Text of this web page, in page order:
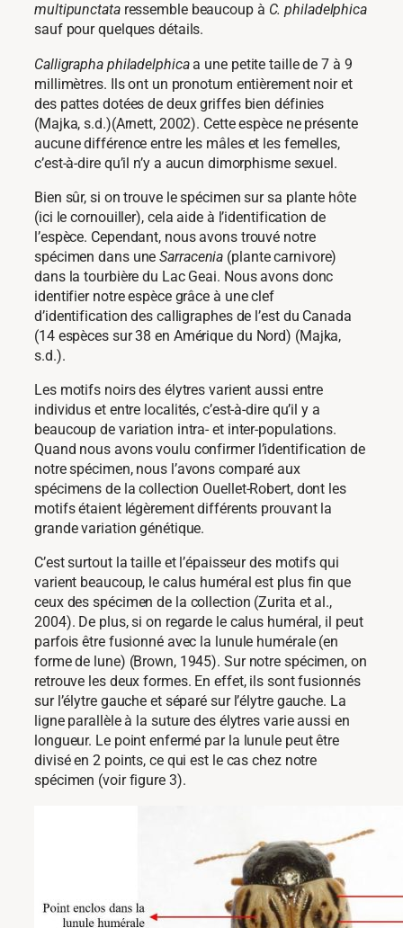
multipunctataressemble beaucoup à C. philadelphica
sauf pour quelques détails.
Calligrapha philadelphicaa une petite taille de 7 à 9
millimètres. Ils ont un pronotum entièrement noir et
des pattes dotées de deux griffes bien définies
(Majka, s.d.)(Arnett, 2002). Cette espèce ne présente
aucune différence entre les mâles et les femelles,
c’est-à-dire qu’il n’y a aucun dimorphisme sexuel.
Bien sûr, si on trouve le spécimen sur sa plante hôte
(ici le cornouiller), cela aide à l’identification de
l’espèce. Cependant, nous avons trouvé notre
spécimen dans uneSarracenia (plante carnivore)
dans la tourbière du Lac Geai. Nous avons donc
identifier notre espèce grâce à une clef
d’identification des calligraphes de l’est du Canada
(14 espèces sur 38 en Amérique du Nord) (Majka,
s.d.).
Les motifs noirs des élytres varient aussi entre
individus et entre localités, c’est-à-dire qu’il y a
beaucoup de variation intra- et inter-populations.
Quand nous avons voulu confirmer l’identification de
notre spécimen, nous l’avons comparé aux
spécimens de la collection Ouellet-Robert, dont les
motifs étaient légèrement différents prouvant la
grande variation génétique.
C’est surtout la taille et l’épaisseur des motifs qui
varient beaucoup, le calus huméral est plus fin que
ceux des spécimen de la collection (Zurita et al.,
2004). De plus, si on regarde le calus huméral, il peut
parfois être fusionné avec la lunule humérale (en
forme de lune) (Brown, 1945). Sur notre spécimen, on
retrouve les deux formes. En effet, ils sont fusionnés
sur l’élytre gauche et séparé sur l’élytre gauche. La
ligne parallèle à la suture des élytres varie aussi en
longueur. Le point enfermé par la lunule peut être
divisé en 2 points, ce qui est le cas chez notre
spécimen (voir figure 3).